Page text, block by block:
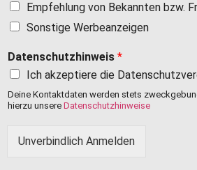
Empfehlung von Bekannten bzw.
Sonstige Werbeanzeigen
Datenschutzhinweis *
Ich akzeptiere die
Deine Kontaktdaten werden stets
hierzu unsere Datenschutzhinweise
Unverbindlich Anmelden